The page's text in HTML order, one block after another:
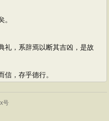
，系辞焉以断其吉凶，是故
，存乎德行。
号